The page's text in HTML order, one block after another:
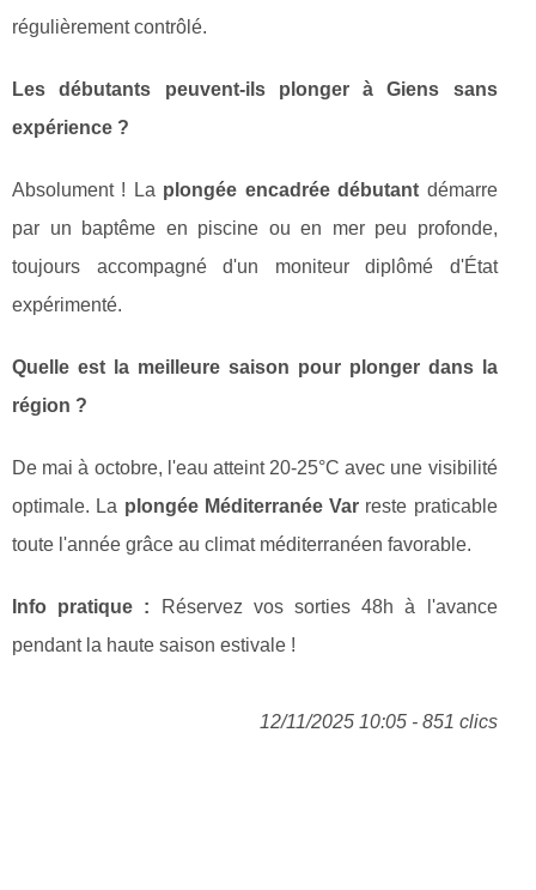
régulièrement contrôlé.
Les débutants peuvent-ils plonger à Giens sans
expérience ?
Absolument ! La plongée encadrée débutant démarre
par un baptême en piscine ou en mer peu profonde,
toujours accompagné d'un moniteur diplômé d'État
expérimenté.
Quelle est la meilleure saison pour plonger dans la
région ?
De mai à octobre, l'eau atteint 20-25°C avec une visibilité
optimale. La plongée Méditerranée Var reste praticable
toute l'année grâce au climat méditerranéen favorable.
Info pratique : Réservez vos sorties 48h à l'avance
pendant la haute saison estivale !
12/11/2025 10:05 - 851 clics